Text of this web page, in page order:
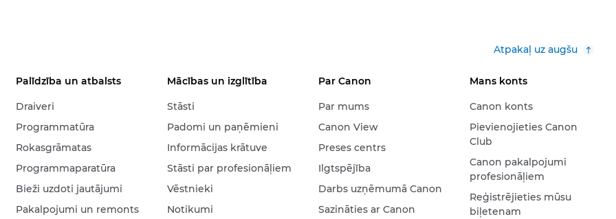
Atpakaļ uz augšu
Palīdzība un atbalsts
Draiveri
Programmatūra
Rokasgrāmatas
Programmaparatūra
Bieži uzdoti jautājumi
Pakalpojumi un remonts
Mācības un izglītība
Stāsti
Padomi un paņēmieni
Informācijas krātuve
Stāsti par profesionāļiem
Vēstnieki
Notikumi
Par Canon
Par mums
Canon View
Preses centrs
Ilgtspējība
Darbs uzņēmumā Canon
Sazināties ar Canon
Mans konts
Canon konts
Pievienojieties Canon
Club
Canon pakalpojumi
profesionāļiem
Reģistrējieties mūsu
biļetenam